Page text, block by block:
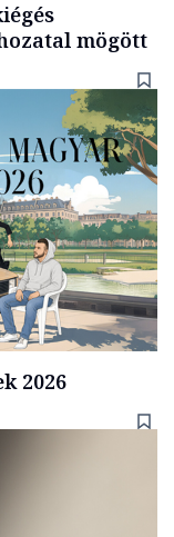
mögött
2026